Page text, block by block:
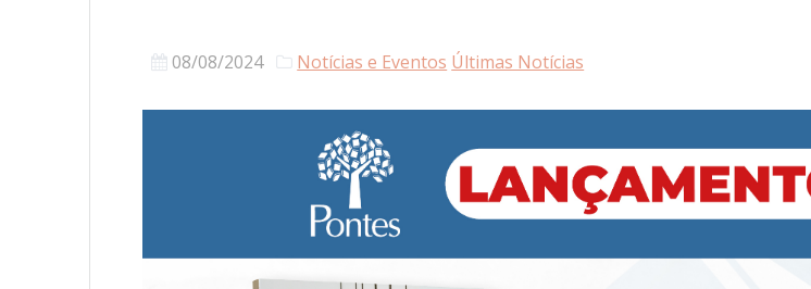
08/08/2024 Notícias e Eventos Últimas Notícias